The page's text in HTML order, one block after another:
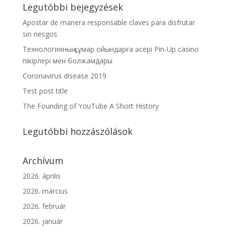
Legutóbbi bejegyzések
Apostar de manera responsable claves para disfrutar
sin riesgos
Технологияның құмар ойындарға әсері Pin-Up casino
пікірлері мен болжамдары
Coronavirus disease 2019
Test post title
The Founding of YouTube A Short History
Legutóbbi hozzászólások
Archívum
2026. április
2026. március
2026. február
2026. január